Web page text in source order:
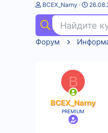
А
т
о
р
т
BCEX_Narny
Д
а
н
а
Найдите
Форум
B
BCEX_Narny
PREMIUM